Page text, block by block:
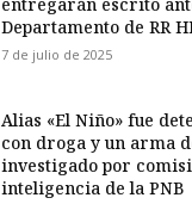
Departamento de RR
7 de julio de 2025
Alias «El Niño» fue
con droga y un arma
investigado por
inteligencia de la PNB